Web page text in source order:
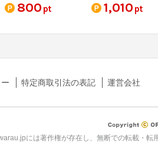
800 pt 1,010 pt
特定商取引法の表記 運営会社
には著作権が存在し、無断での転載・転